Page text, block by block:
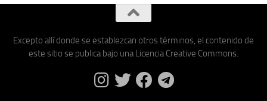
Excepto allí donde se establezcan otros términos, el contenido de
este sitio se publica bajo una Licencia Creative Commons.